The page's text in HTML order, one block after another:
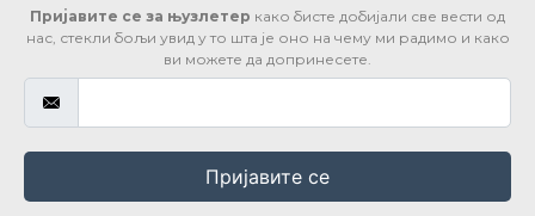
Пријавите се за њузлетер како бисте добијали све вести од
нас, стекли бољи увид у то шта је оно на чему ми радимо и како
ви можете да допринесете.
Пријавите се